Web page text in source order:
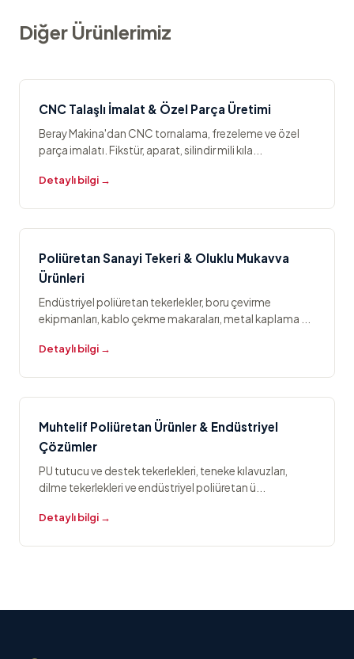
Diğer Ürünlerimiz
CNC Talaşlı İmalat & Özel Parça Üretimi
Beray Makina'dan CNC tornalama, frezeleme ve özel
parça imalatı. Fikstür, aparat, silindir mili kıla...
Detaylı bilgi →
Poliüretan Sanayi Tekeri & Oluklu Mukavva
Ürünleri
Endüstriyel poliüretan tekerlekler, boru çevirme
ekipmanları, kablo çekme makaraları, metal kaplama ...
Detaylı bilgi →
Muhtelif Poliüretan Ürünler & Endüstriyel
Çözümler
PU tutucu ve destek tekerlekleri, teneke kılavuzları,
dilme tekerlekleri ve endüstriyel poliüretan ü...
Detaylı bilgi →